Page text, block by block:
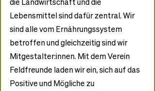
Lebensmittel sind dafür zentral. Wir
sind alle vom Ernährungssystem
betroffen und gleichzeitig sind wir
Mitgestalter:innen. Mit dem Verein
Feldfreunde laden wir ein, sich auf das
Positive und Mögliche zu